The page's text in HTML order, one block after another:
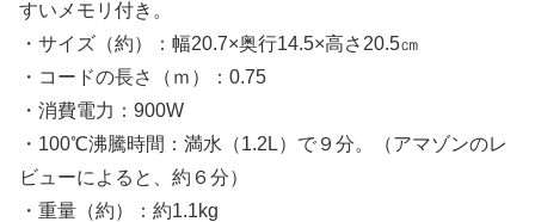
すいメモリ付き。
・サイズ（約）：幅20.7×奥行14.5×高さ20.5㎝
・コードの長さ（ｍ）：0.75
・消費電力：900W
・100℃沸騰時間：満水（1.2L）で９分。（アマゾンのレ
ビューによると、約６分）
・重量（約）：約1.1kg